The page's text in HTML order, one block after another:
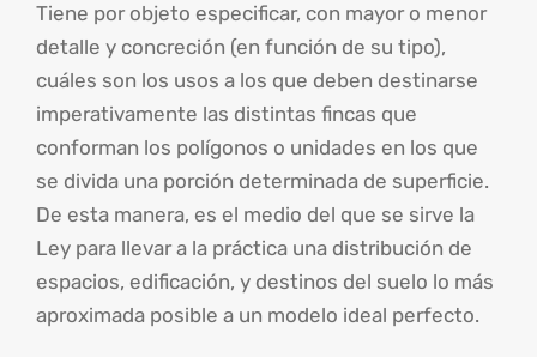
Tiene por objeto especificar, con mayor o menor
detalle y concreción (en función de su tipo),
cuáles son los usos a los que deben destinarse
imperativamente las distintas fincas que
conforman los polígonos o unidades en los que
se divida una porción determinada de superficie.
De esta manera, es el medio del que se sirve la
Ley para llevar a la práctica una distribución de
espacios, edificación, y destinos del suelo lo más
aproximada posible a un modelo ideal perfecto.